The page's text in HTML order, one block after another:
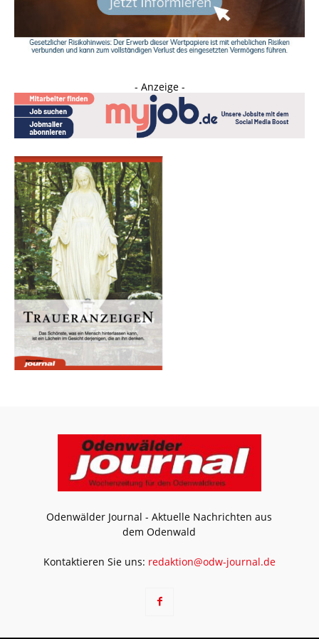
- Anzeige -
Odenwälder Journal - Aktuelle Nachrichten aus
dem Odenwald
Kontaktieren Sie uns: redaktion@odw-journal.de